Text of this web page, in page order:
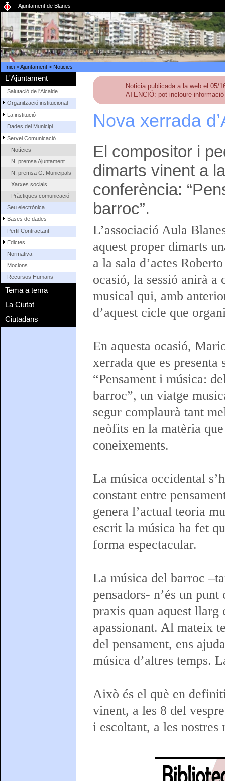
Ajuntament de Blanes
Inici>Ajuntament> Noticies
L'Ajuntament
Salutació de l'Alcalde
Organització institucional
La institució
Dades del Municipi
Servei Comunicació
Notícies
N. premsa Ajuntament
N. premsa G. Municipals
Xarxes socials
Pràctiques comunicació
Seu electrònica
Bases de dades
Perfil Contractant
Edictes
Normativa
Mocions
Recursos Humans
Tema a tema
La Ciutat
Ciutadans
Noticia publicada a la web el 05/
ATENCIÓ: pot incloure
Nova xerrada
El compositor i
dimarts vinent a
conferència:
barroc”.
L’associació Aula
aquest proper dimarts
a la sala d’actes
ocasió, la sessió anirà
musical qui, amb
d’aquest cicle que
En aquesta ocasió,
xerrada que es presenta
“Pensament i música:
barroc”, un viatge
segur complaurà tant
neòfits en la matèria
coneixements.
La música occidental
constant entre
genera l’actual teoria
escrit la música ha fet
forma espectacular.
La música del barroc
pensadors- n’és un
praxis quan aquest llarg
apassionant. Al mateix
del pensament, ens
música d’altres temps.
Això és el què en
vinent, a les 8 del
i escoltant, a les nostres